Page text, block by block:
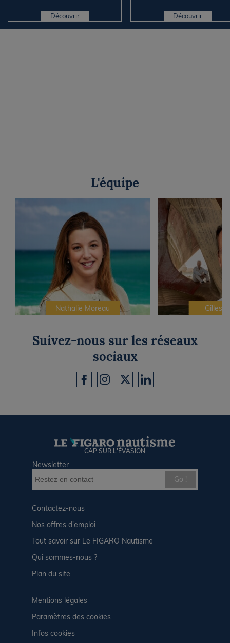
Découvrir Découvrir
L'équipe
Nathalie Moreau Gilles
Suivez-nous sur les réseaux
sociaux
CAP SUR L'ÉVASION
Newsletter
Go !
Contactez-nous
Nos offres d'emploi
Tout savoir sur Le FIGARO Nautisme
Qui sommes-nous ?
Plan du site
Mentions légales
Paramètres des cookies
Infos cookies